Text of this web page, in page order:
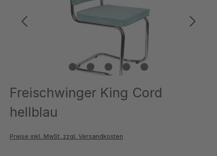
Freischwinger King Cord
hellblau
Preise inkl. MwSt. zzgl. Versandkosten